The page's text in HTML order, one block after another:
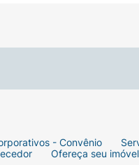
- Convênio
Ofereça seu imóvel